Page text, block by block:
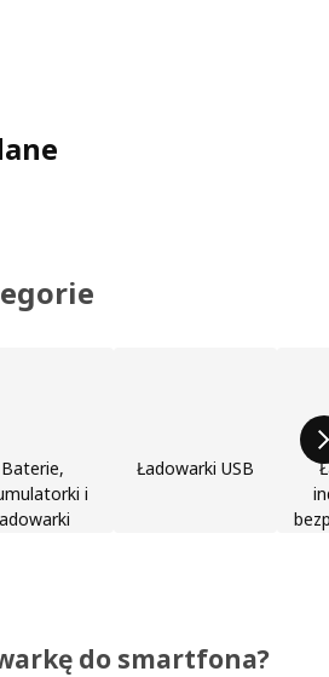
Baterie,
i
Ładowarki USB
do smartfona?